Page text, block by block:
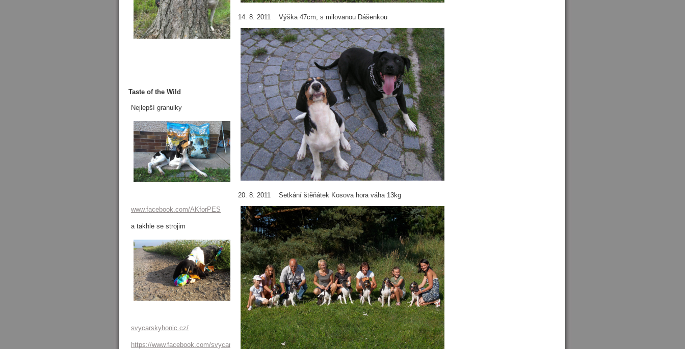
14. 8. 2011 Výška 47cm, s milovanou Dášenkou
20. 8. 2011 Setkání štěňátek Kosova hora váha 13kg
Taste of the Wild
Nejlepší granulky
www.facebook.com/AKforPES
a takhle se strojim
svycarskyhonic.cz/
https://www.facebook.com/svycarskyhonic